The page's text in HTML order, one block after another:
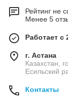
Рейтинг не
Менее 5
Работает с
г. Астана
Казахстан,
Есильский
Контакты